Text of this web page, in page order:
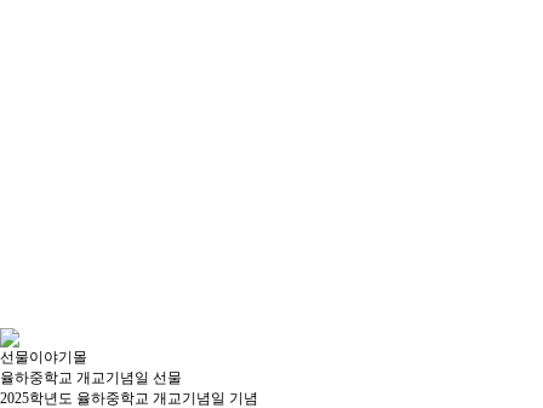
선물이야기몰
율하중학교 개교기념일 선물
2025학년도 율하중학교 개교기념일 기념